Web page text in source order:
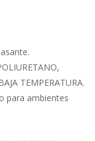
TEMPERATURA.
para ambientes